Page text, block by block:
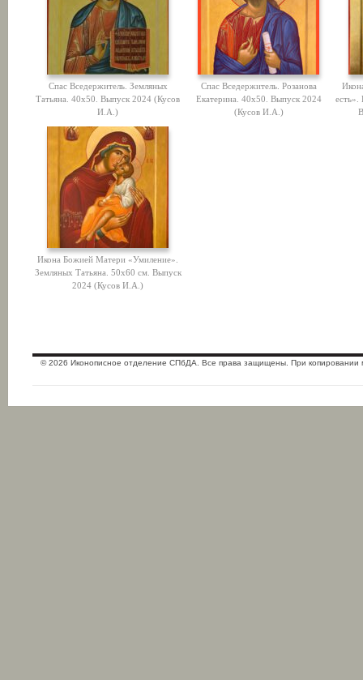
Спас Вседержитель. Земляных
Татьяна. 40х50. Выпуск 2024 (Кусов
И.А.)
Спас Вседержитель. Розанова
Екатерина. 40х50. Выпуск 2024
(Кусов И.А.)
есть».
Икона Божией Матери «Умиление».
Земляных Татьяна. 50х60 см. Выпуск
2024 (Кусов И.А.)
© 2026 Иконописное отделение СПбДА. Все права защищены. При копировании